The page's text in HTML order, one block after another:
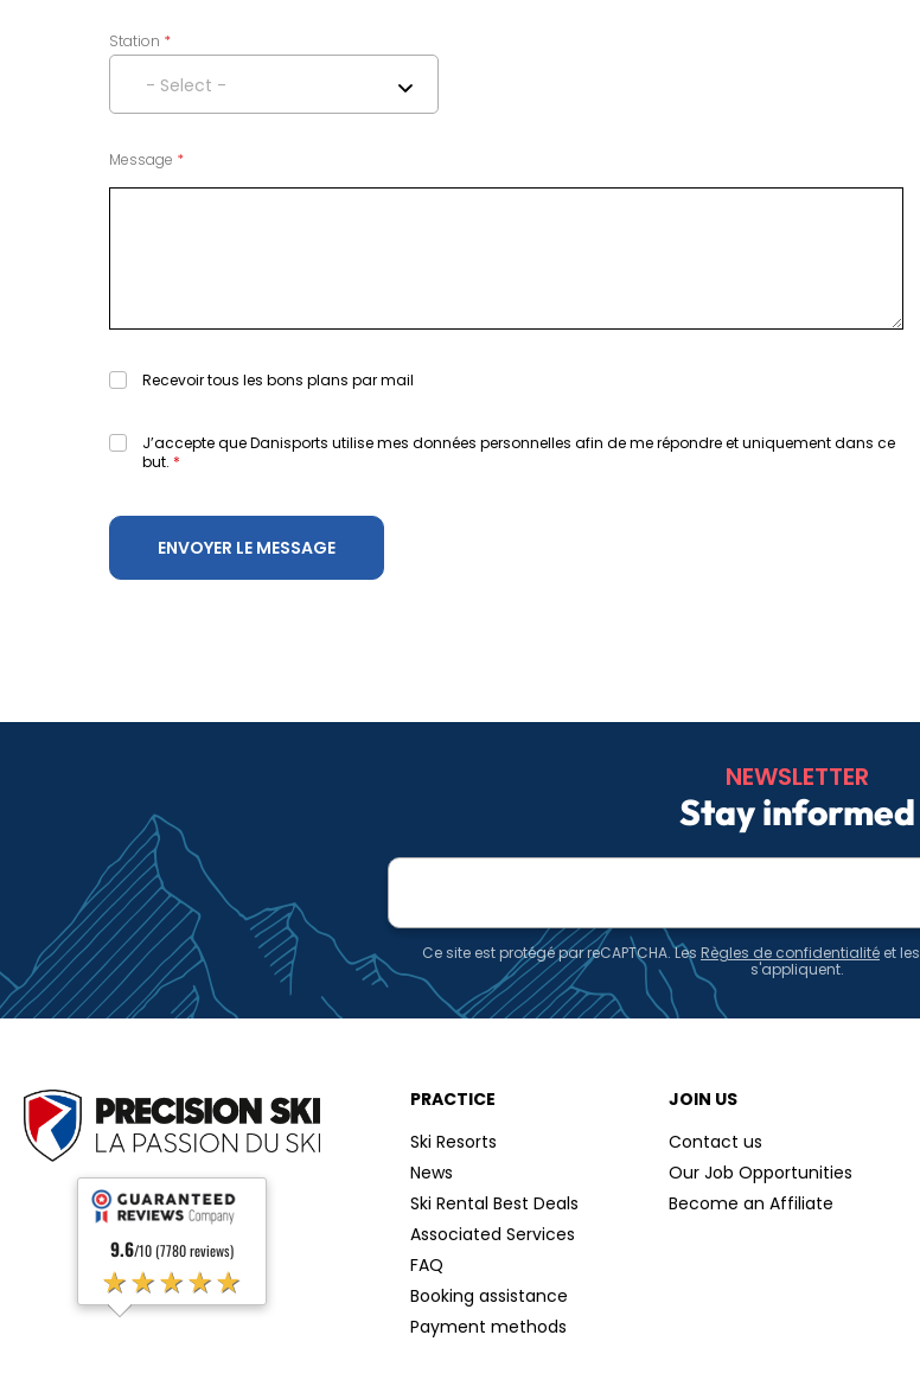
Station
- Select -
Message
Recevoir tous les bons plans par mail
J’accepte que Danisports utilise mes données personnelles afin de me répondre et uniquement dans ce
but.
NEWSLETTER
Stay informed
E-
Ce site est protégé par reCAPTCHA. Les Règles de confidentialité et les
s'appliquent.
9.6/10 (7780 reviews)
★★★★★
PRACTICE
Ski Resorts
News
Ski Rental Best Deals
Associated Services
FAQ
Booking assistance
Payment methods
JOIN US
Contact us
Our Job Opportunities
Become an Affiliate